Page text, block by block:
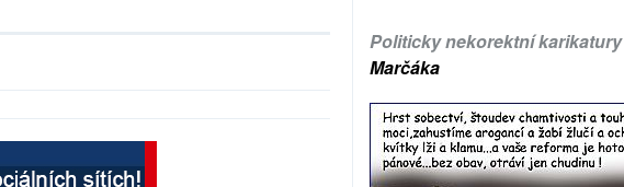
Politicky nekorektní karikatury
Marčáka